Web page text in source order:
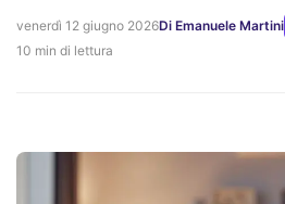
venerdì 12 giugno 2026Di Emanuele Martini
10 min di lettura